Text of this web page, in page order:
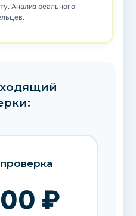
Анализ реального
₽